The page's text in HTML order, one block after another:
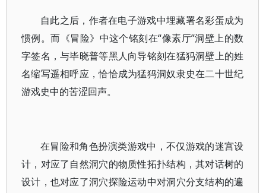
自此之后，作者在电子游戏中埋藏署名彩蛋成为
惯例。而《冒险》中这个铭刻在“像素厅”洞壁上的数
字签名，与毕晓普等黑人向导铭刻在猛犸洞壁上的姓
名缩写遥相呼应，恰恰成为猛犸洞奴隶史在二十世纪
游戏史中的苦涩回声。
在冒险和角色扮演类游戏中，不仅游戏的迷宫设
计，对应了自然洞穴的物质性拓扑结构，其对话树的
设计，也对应了洞穴探险运动中对洞穴分支结构的遍